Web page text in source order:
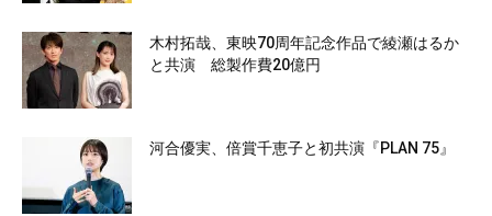
木村拓哉、東映70周年記念作品で綾瀬はるか
と共演 総製作費20億円
河合優実、倍賞千恵子と初共演『PLAN 75』